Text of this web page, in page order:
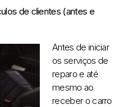
de clientes (antes e
Antes de iniciar
os serviços de
reparo e até
mesmo ao
receber o carro